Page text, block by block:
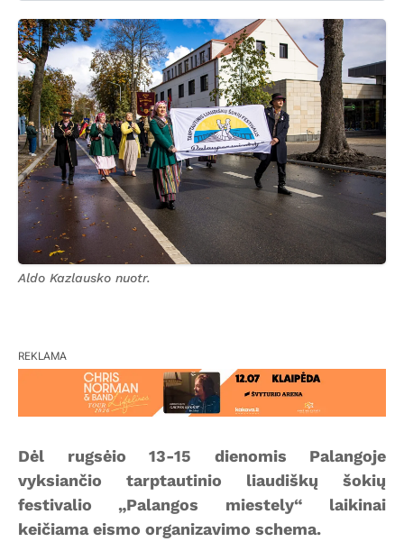
Aldo Kazlausko nuotr.
REKLAMA
Dėl rugsėio 13-15 dienomis Palangoje
vyksiančio tarptautinio liaudiškų šokių
festivalio „Palangos miestely“ laikinai
keičiama eismo organizavimo schema.